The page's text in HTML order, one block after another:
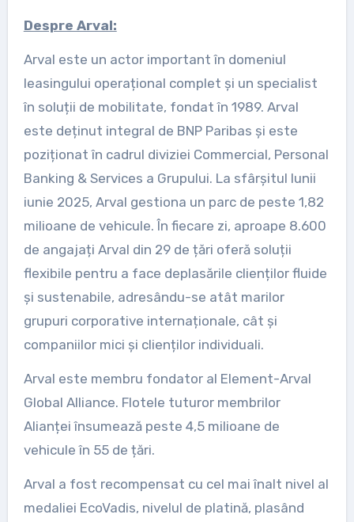
Despre Arval:
Arval este un actor important în domeniul
leasingului operațional complet și un specialist
în soluții de mobilitate, fondat în 1989. Arval
este deținut integral de BNP Paribas și este
poziționat în cadrul diviziei Commercial, Personal
Banking & Services a Grupului. La sfârșitul lunii
iunie 2025, Arval gestiona un parc de peste 1,82
milioane de vehicule. În fiecare zi, aproape 8.600
de angajați Arval din 29 de țări oferă soluții
flexibile pentru a face deplasările clienților fluide
și sustenabile, adresându-se atât marilor
grupuri corporative internaționale, cât și
companiilor mici și clienților individuali.
Arval este membru fondator al Element-Arval
Global Alliance. Flotele tuturor membrilor
Alianței însumează peste 4,5 milioane de
vehicule în 55 de țări.
Arval a fost recompensat cu cel mai înalt nivel al
medaliei EcoVadis, nivelul de platină, plasând